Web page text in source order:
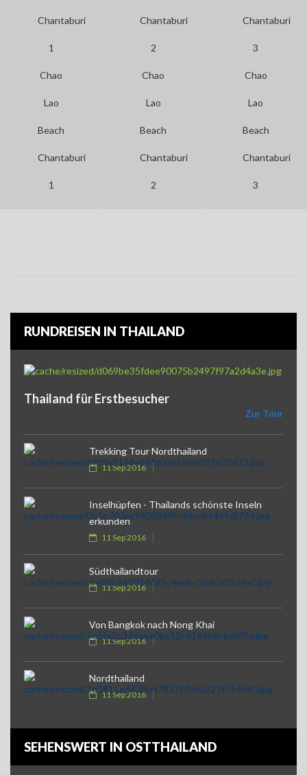
Chao
Lao
Beach
Chantaburi
1
Chao
Lao
Beach
Chantaburi
2
Chao
Lao
Beach
Chantaburi
3
RUNDREISEN IN THAILAND
Thailand für Erstbesucher
Zur Tour
Trekking Tour Nordthailand
11 Sep 2016
Inselhüpfen - Thailands schönste Inseln
erkunden
11 Sep 2016
Südthailandtour
11 Sep 2016
Von Bangkok nach Nong Khai
11 Sep 2016
Nordthailand
11 Sep 2016
SEHENSWERT IN OSTTHAILAND